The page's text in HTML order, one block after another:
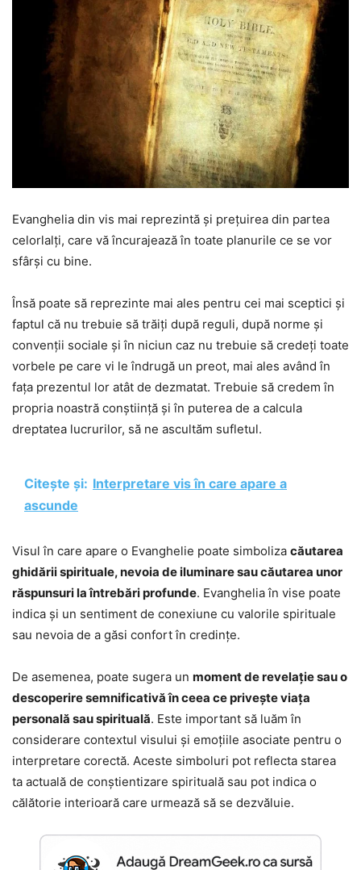
Evanghelia din vis mai reprezintă și prețuirea din partea
celorlalți, care vă încurajează în toate planurile ce se vor
sfârși cu bine.
Însă poate să reprezinte mai ales pentru cei mai sceptici și
faptul că nu trebuie să trăiți după reguli, după norme și
convenții sociale și în niciun caz nu trebuie să credeți toate
vorbele pe care vi le îndrugă un preot, mai ales având în
fața prezentul lor atât de dezmatat. Trebuie să credem în
propria noastră conștiință și în puterea de a calcula
dreptatea lucrurilor, să ne ascultăm sufletul.
Citește și: Interpretare vis în care apare a
ascunde
Visul în care apare o Evanghelie poate simboliza căutarea
ghidării spirituale, nevoia de iluminare sau căutarea unor
răspunsuri la întrebări profunde. Evanghelia în vise poate
indica și un sentiment de conexiune cu valorile spirituale
sau nevoia de a găsi confort în credințe.
De asemenea, poate sugera un moment de revelație sau o
descoperire semnificativă în ceea ce privește viața
personală sau spirituală. Este important să luăm în
considerare contextul visului și emoțiile asociate pentru o
interpretare corectă. Aceste simboluri pot reflecta starea
ta actuală de conștientizare spirituală sau pot indica o
călătorie interioară care urmează să se dezvăluie.